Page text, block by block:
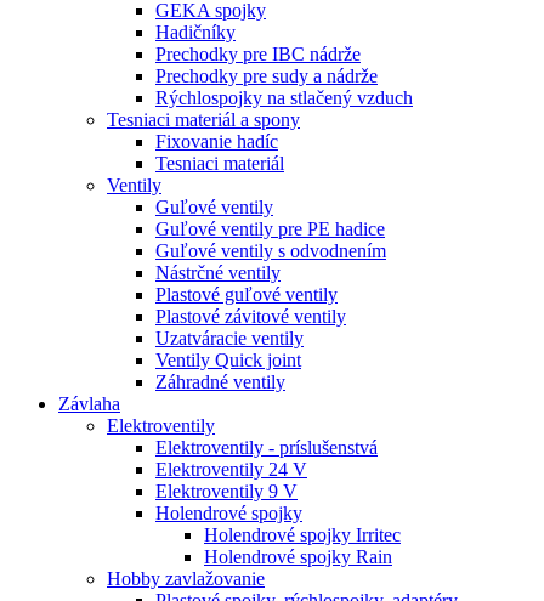
GEKA spojky
Hadičníky
Prechodky pre IBC nádrže
Prechodky pre sudy a nádrže
Rýchlospojky na stlačený vzduch
Tesniaci materiál a spony
Fixovanie hadíc
Tesniaci materiál
Ventily
Guľové ventily
Guľové ventily pre PE hadice
Guľové ventily s odvodnením
Nástrčné ventily
Plastové guľové ventily
Plastové závitové ventily
Uzatváracie ventily
Ventily Quick joint
Záhradné ventily
Závlaha
Elektroventily
Elektroventily - príslušenstvá
Elektroventily 24 V
Elektroventily 9 V
Holendrové spojky
Holendrové spojky Irritec
Holendrové spojky Rain
Hobby zavlažovanie